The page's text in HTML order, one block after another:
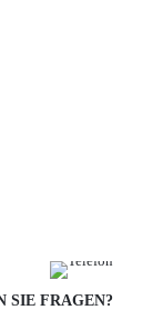
SIE FRAGEN?